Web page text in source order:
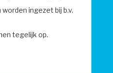
worden ingezet bij b.v.
tegelijk op.